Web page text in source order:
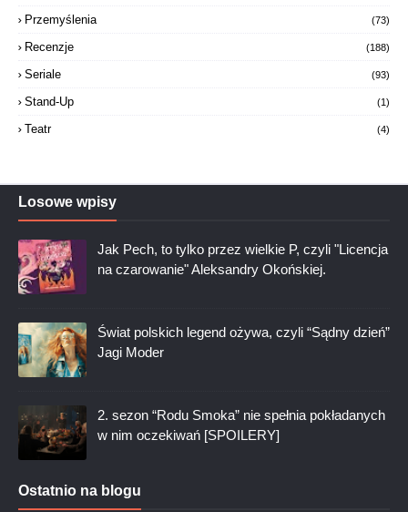
Przemyślenia (73)
Recenzje (188)
Seriale (93)
Stand-Up (1)
Teatr (4)
Losowe wpisy
Jak Pech, to tylko przez wielkie P, czyli "Licencja
na czarowanie" Aleksandry Okońskiej.
Świat polskich legend ożywa, czyli “Sądny dzień”
Jagi Moder
2. sezon “Rodu Smoka” nie spełnia pokładanych
w nim oczekiwań [SPOILERY]
Ostatnio na blogu